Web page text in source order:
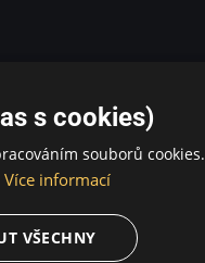
s cookies)
souborů cookies.
Více informací
VŠECHNY